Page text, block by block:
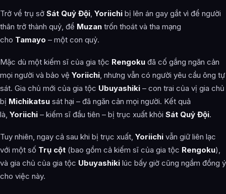
Trở về trụ sở Sát Quỷ Đội, Yoriichi bị lên án gay gắt vì để người
thân trở thành quỷ, để Muzan trốn thoát và tha mạng
cho Tamayo – một con quỷ.
Mặc dù một kiếm sĩ của gia tộc Rengoku đã cố gắng ngăn cản
mọi người và bảo vệ Yoriichi, nhưng vẫn có người yêu cầu ông tự
sát. Gia chủ mới của gia tộc Ubuyashiki – con trai của vị gia chủ
bị Michikatsu sát hại – đã ngăn cản mọi người. Kết quả
là, Yoriichi – kiếm sĩ đầu tiên – bị trục xuất khỏi Sát Quỷ Đội.
Tuy nhiên, ngay cả sau khi bị trục xuất, Yoriichi vẫn giữ liên lạc
với một số Trụ cột (bao gồm cả kiếm sĩ của gia tộc Rengoku),
và gia chủ của gia tộc Ubuyashiki lúc bấy giờ cũng ngầm đồng ý
cho việc này.